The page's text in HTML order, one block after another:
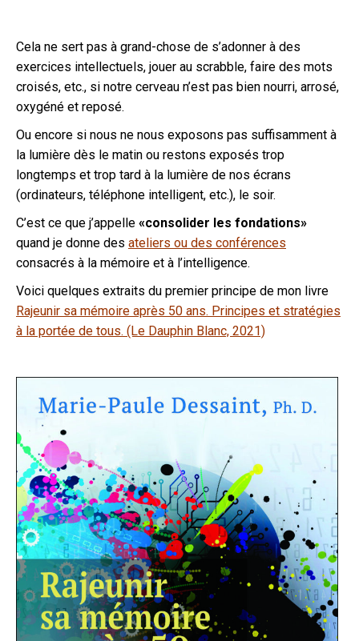
Cela ne sert pas à grand-chose de s’adonner à des
exercices intellectuels, jouer au scrabble, faire des mots
croisés, etc., si notre cerveau n’est pas bien nourri, arrosé,
oxygéné et reposé.
Ou encore si nous ne nous exposons pas suffisamment à
la lumière dès le matin ou restons exposés trop
longtemps et trop tard à la lumière de nos écrans
(ordinateurs, téléphone intelligent, etc.), le soir.
C’est ce que j’appelle «consolider les fondations»
quand je donne des ateliers ou des conférences
consacrés à la mémoire et à l’intelligence.
Voici quelques extraits du premier principe de mon livre
Rajeunir sa mémoire après 50 ans. Principes et stratégies
à la portée de tous. (Le Dauphin Blanc, 2021)